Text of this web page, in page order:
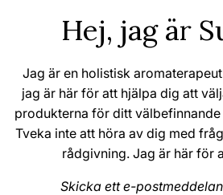
Hej, jag är
Jag är en holistisk
jag är här för att hjälpa dig att
produkterna för ditt
Tveka inte att höra av dig med
rådgivning. Jag är här för
Skicka ett e-